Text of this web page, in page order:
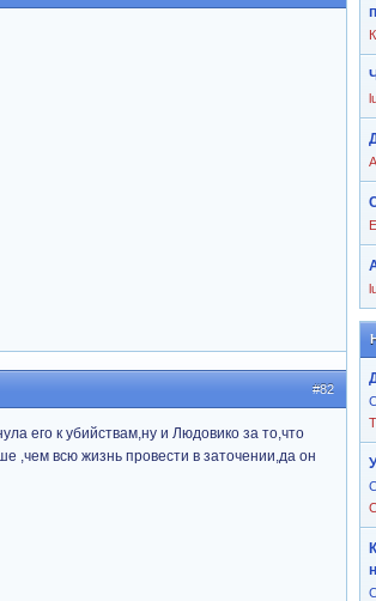
#82
его к убийствам,ну и Людовико за то,что
,чем всю жизнь провести в заточении,да он